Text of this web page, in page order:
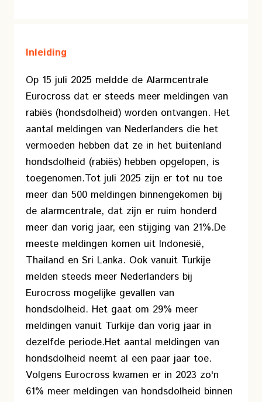
Inleiding
Op 15 juli 2025 meldde de Alarmcentrale
Eurocross dat er steeds meer meldingen van
rabiës (hondsdolheid) worden ontvangen. Het
aantal meldingen van Nederlanders die het
vermoeden hebben dat ze in het buitenland
hondsdolheid (rabiës) hebben opgelopen, is
toegenomen.Tot juli 2025 zijn er tot nu toe
meer dan 500 meldingen binnengekomen bij
de alarmcentrale, dat zijn er ruim honderd
meer dan vorig jaar, een stijging van 21%.De
meeste meldingen komen uit Indonesië,
Thailand en Sri Lanka. Ook vanuit Turkije
melden steeds meer Nederlanders bij
Eurocross mogelijke gevallen van
hondsdolheid. Het gaat om 29% meer
meldingen vanuit Turkije dan vorig jaar in
dezelfde periode.Het aantal meldingen van
hondsdolheid neemt al een paar jaar toe.
Volgens Eurocross kwamen er in 2023 zo'n
61% meer meldingen van hondsdolheid binnen